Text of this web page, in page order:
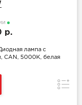
р.
лампа с
CAN, 5000K, белая